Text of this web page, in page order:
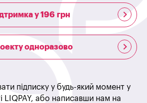
у 196 грн
одноразово
підписку у будь-який момент у
LIQPAY, або написавши нам на